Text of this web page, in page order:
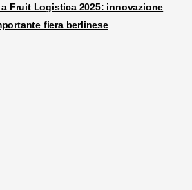
Fruit Logistica 2025: innovazione
fiera berlinese